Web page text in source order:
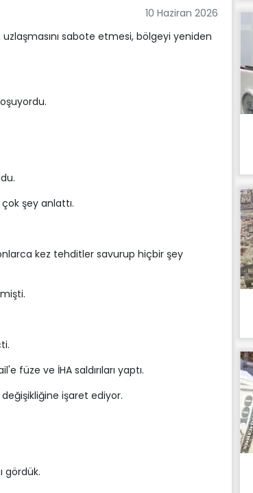
10 Haziran 2026
uzlaşmasını sabote etmesi, bölgeyi yeniden
şey anlattı.
kez tehditler savurup hiçbir şey
füze ve İHA saldırıları yaptı.
işaret ediyor.
gördük.